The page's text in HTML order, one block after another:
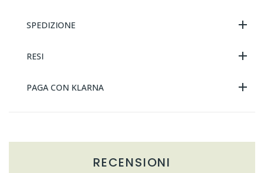
SPEDIZIONE
RESI
PAGA CON KLARNA
RECENSIONI